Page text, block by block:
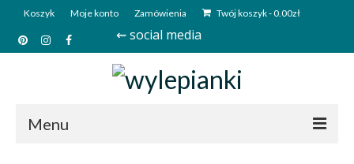
Koszyk Moje konto Zamówienia Twój koszyk-0.00zł
⇜ social media
Menu